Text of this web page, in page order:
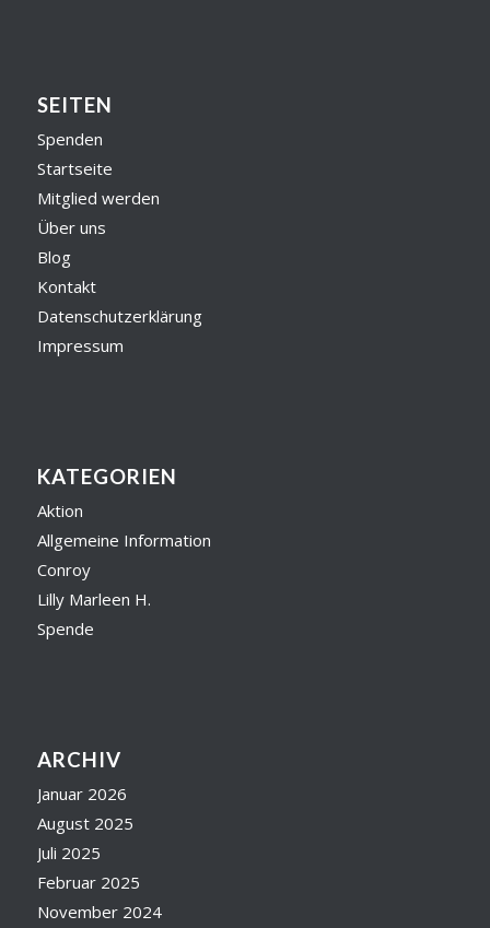
SEITEN
Spenden
Startseite
Mitglied werden
Über uns
Blog
Kontakt
Datenschutzerklärung
Impressum
KATEGORIEN
Aktion
Allgemeine Information
Conroy
Lilly Marleen H.
Spende
ARCHIV
Januar 2026
August 2025
Juli 2025
Februar 2025
November 2024